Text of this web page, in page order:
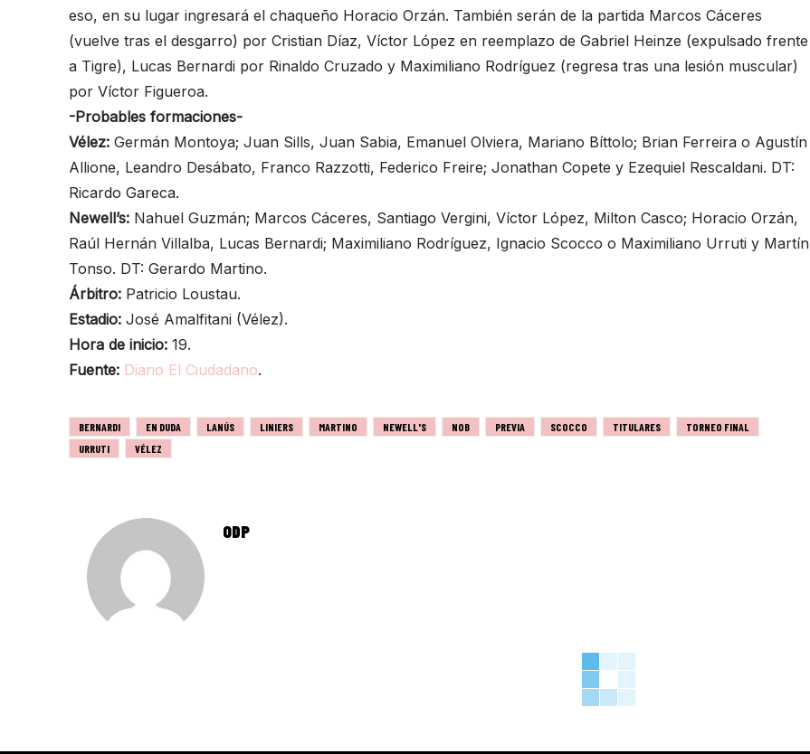
eso, en su lugar ingresará el chaqueño Horacio Orzán. También serán de la partida Marcos Cáceres
(vuelve tras el desgarro) por Cristian Díaz, Víctor López en reemplazo de Gabriel Heinze (expulsado frente
a Tigre), Lucas Bernardi por Rinaldo Cruzado y Maximiliano Rodríguez (regresa tras una lesión muscular)
por Víctor Figueroa.
-Probables formaciones-
Vélez: Germán Montoya; Juan Sills, Juan Sabia, Emanuel Olviera, Mariano Bíttolo; Brian Ferreira o Agustín
Allione, Leandro Desábato, Franco Razzotti, Federico Freire; Jonathan Copete y Ezequiel Rescaldani. DT:
Ricardo Gareca.
Newell’s: Nahuel Guzmán; Marcos Cáceres, Santiago Vergini, Víctor López, Milton Casco; Horacio Orzán,
Raúl Hernán Villalba, Lucas Bernardi; Maximiliano Rodríguez, Ignacio Scocco o Maximiliano Urruti y Martín
Tonso. DT: Gerardo Martino.
Árbitro: Patricio Loustau.
Estadio: José Amalfitani (Vélez).
Hora de inicio: 19.
Fuente: Diario El Ciudadano.
BERNARDI EN DUDA LANÚS LINIERS MARTINO NEWELL'S NOB PREVIA SCOCCO TITULARES
TORNEO FINAL
URRUTI
VÉLEZ
ODP